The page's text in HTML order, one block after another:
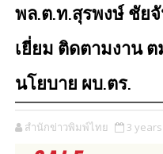
พล.ต.ท.สุรพงษ์ ชัย
เยี่ยม ติดตามงาน
นโยบาย ผบ.ตร.
สำนักข่าวพิมพ์ไทย 3